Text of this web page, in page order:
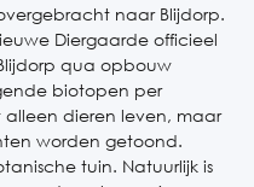
naar Blijdorp.
Diergaarde officieel
qua opbouw
biotopen per
dieren leven, maar
worden getoond.
tuin. Natuurlijk is